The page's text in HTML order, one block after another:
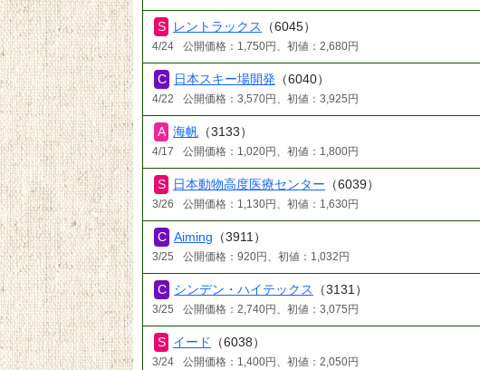
レントラックス （6045）
4/24 公開価格：1,750円、初値：2,680円
日本スキー場開発 （6040）
4/22 公開価格：3,570円、初値：3,925円
海帆 （3133）
4/17 公開価格：1,020円、初値：1,800円
日本動物高度医療センター （6039）
3/26 公開価格：1,130円、初値：1,630円
Aiming （3911）
3/25 公開価格：920円、初値：1,032円
シンデン・ハイテックス （3131）
3/25 公開価格：2,740円、初値：3,075円
イード （6038）
3/24 公開価格：1,400円、初値：2,050円